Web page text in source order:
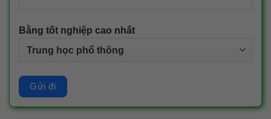
Bằng tốt nghiệp cao nhất